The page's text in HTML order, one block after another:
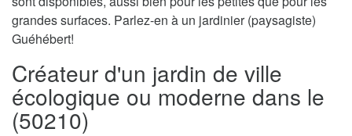
grandes surfaces. Parlez-en à un jardinier (paysagiste)
Guéhébert!
Créateur d'un jardin de ville
écologique ou moderne dans le
(50210)